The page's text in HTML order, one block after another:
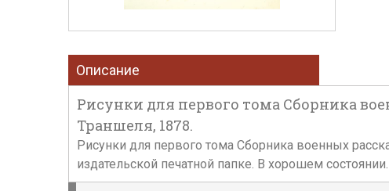
Описание
Рисунки для первого тома Сборника
Траншеля, 1878.
Рисунки для первого тома Сборника военных
издательской печатной папке. В хорошем состоянии.